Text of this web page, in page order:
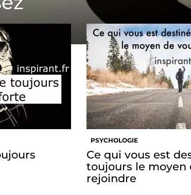
PSYCHOLOGIE
Ce qui vous est
toujours le moyen
rejoindre